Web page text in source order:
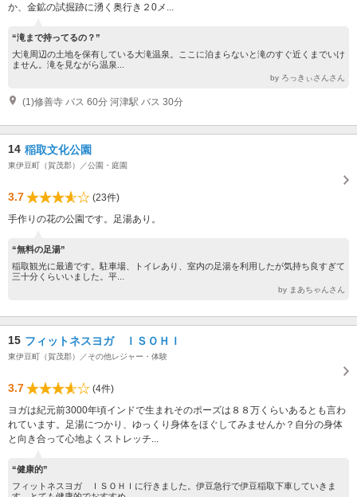
か、金鉱の試掘跡に湧く奥行き２0メ...
“滝まで持ってるの？”
大滝周辺の土地を保有している大滝温泉。ここに泊まらないと滝のすぐ近くまでいけ
ません。滝を見ながら温泉...
by ろっきぃさんさん
(1)修善寺 バス 60分 河津駅 バス 30分
14 稲取文化公園
東伊豆町（賀茂郡）／公園・庭園
3.7
(23件)
手作りの花の公園です。足湯あり。
“無料の足湯”
稲取観光に最適です。駐車場、トイレあり、室内の足湯を利用したが気持ち良すぎて
三十分くらいいました。平...
by まあちゃんさん
15 フィットネスヨガ ＩＳＯＨＩ
東伊豆町（賀茂郡）／その他レジャー・体験
3.7
(4件)
ヨガは紀元前3000年頃インドで生まれそのポーズは８８万くらいあるとも言わ
れています。足湯につかり、ゆっくり身体をほぐしてみませんか？自分の身体
と向き合って心地よくストレッチ...
“健康的”
フィットネスヨガ ＩＳＯＨＩに行きました。伊豆急行で伊豆稲取下車していきま